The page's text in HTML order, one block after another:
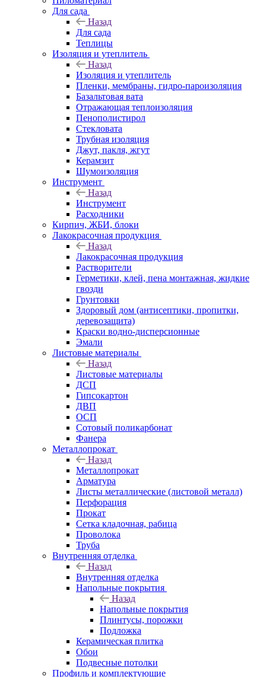
Для сада
Назад
Для сада
Теплицы
Изоляция и утеплитель
Назад
Изоляция и утеплитель
Пленки, мембраны, гидро-пароизоляция
Базальтовая вата
Отражающая теплоизоляция
Пенополистирол
Стекловата
Трубная изоляция
Джут, пакля, жгут
Керамзит
Шумоизоляция
Инструмент
Назад
Инструмент
Расходники
Кирпич, ЖБИ, блоки
Лакокрасочная продукция
Назад
Лакокрасочная продукция
Растворители
Герметики, клей, пена монтажная, жидкие
гвозди
Грунтовки
Здоровый дом (антисептики, пропитки,
деревозащита)
Краски водно-дисперсионные
Эмали
Листовые материалы
Назад
Листовые материалы
ДСП
Гипсокартон
ДВП
ОСП
Сотовый поликарбонат
Фанера
Металлопрокат
Назад
Металлопрокат
Арматура
Листы металлические (листовой металл)
Перфорация
Прокат
Сетка кладочная, рабица
Проволока
Труба
Внутренняя отделка
Назад
Внутренняя отделка
Напольные покрытия
Назад
Напольные покрытия
Плинтусы, порожки
Подложка
Керамическая плитка
Обои
Подвесные потолки
Профиль и комплектующие